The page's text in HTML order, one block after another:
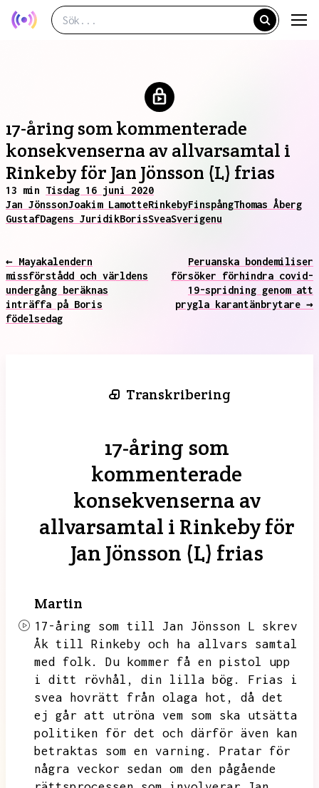
17-åring som kommenterade
konsekvenserna av allvarsamtal i
Rinkeby för Jan Jönsson (L) frias
13 min Tisdag 16 juni 2020
Jan JönssonJoakim LamotteRinkebyFinspångThomas Åberg
GustafDagens JuridikBorisSveaSverigenu
← Mayakalendern
missförstådd och världens
undergång beräknas
inträffa på Boris
födelsedag
Peruanska bondemiliser
försöker förhindra covid-
19-spridning genom att
prygla karantänbrytare →
Transkribering
17-åring som
kommenterade
konsekvenserna av
allvarsamtal i Rinkeby för
Jan Jönsson (L) frias
Martin
17-åring som till Jan Jönsson L skrev
Åk till Rinkeby och ha allvars samtal
med folk.
Du kommer få en pistol upp
i ditt rövhål,
din lilla bög.
Frias i
svea hovrätt från olaga hot,
då det
ej går att utröna vem som ska utsätta
politiken för det och därför även kan
betraktas som en varning.
Pratar för
några veckor sedan om den pågående